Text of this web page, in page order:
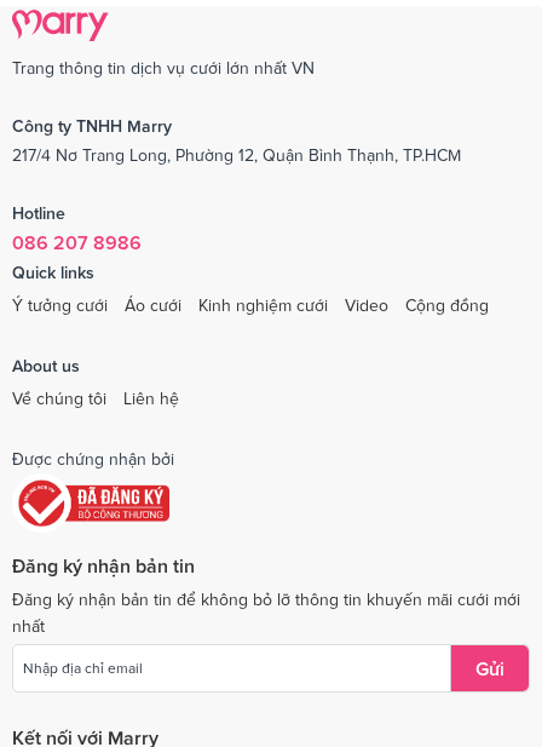
Trang thông tin dịch vụ cưới lớn nhất VN
Công ty TNHH Marry
217/4 Nơ Trang Long, Phường 12, Quận Bình Thạnh, TP.HCM
Hotline
086 207 8986
Quick links
Ý tưởng cưới
Áo cưới Kinh nghiệm cưới Video Cộng đồng
About us
Về chúng tôi
Liên hệ
Được chứng nhận bởi
Đăng ký nhận bản tin
Đăng ký nhận bản tin để không bỏ lỡ thông tin khuyến mãi cưới mới
nhất
Gửi
Kết nối với Marry